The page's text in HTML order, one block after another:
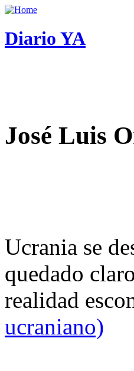
Diario YA
José Luis
Ucrania se
quedado
realidad
ucraniano)